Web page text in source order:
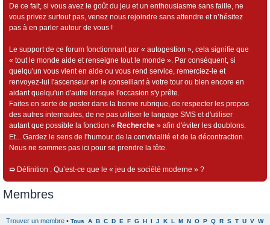
De ce fait, si vous avez le goût du jeu et un enthousiasme sans faille, ne
vous privez surtout pas, venez nous rejoindre sans attendre et n’hésitez
pas à en parler autour de vous !
Le support de ce forum fonctionnant par « autogestion », cela signifie que
« tout le monde aide et renseigne tout le monde ». Par conséquent, si
quelqu'un vous vient en aide ou vous rend service, remerciez-le et
renvoyez-lui l'ascenseur en le conseillant à votre tour ou bien encore en
aidant quelqu'un d'autre lorsque l'occasion s'y prête.
Faites en sorte de poster dans la bonne rubrique, de respecter les propos
des autres internautes, de ne pas utiliser le langage SMS et d'utiliser
autant que possible la fonction « Recherche » afin d'éviter les doublons.
Et... Gardez le sens de l'humour, de la convivialité et de la décontraction.
Nous ne sommes pas ici pour se prendre la tête.
➯ Définition : Qu’est-ce que le « jeu de société moderne » ?
Membres
Trouver un membre • Tous A B C D E F G H I J K L M N O P Q R S T U V W